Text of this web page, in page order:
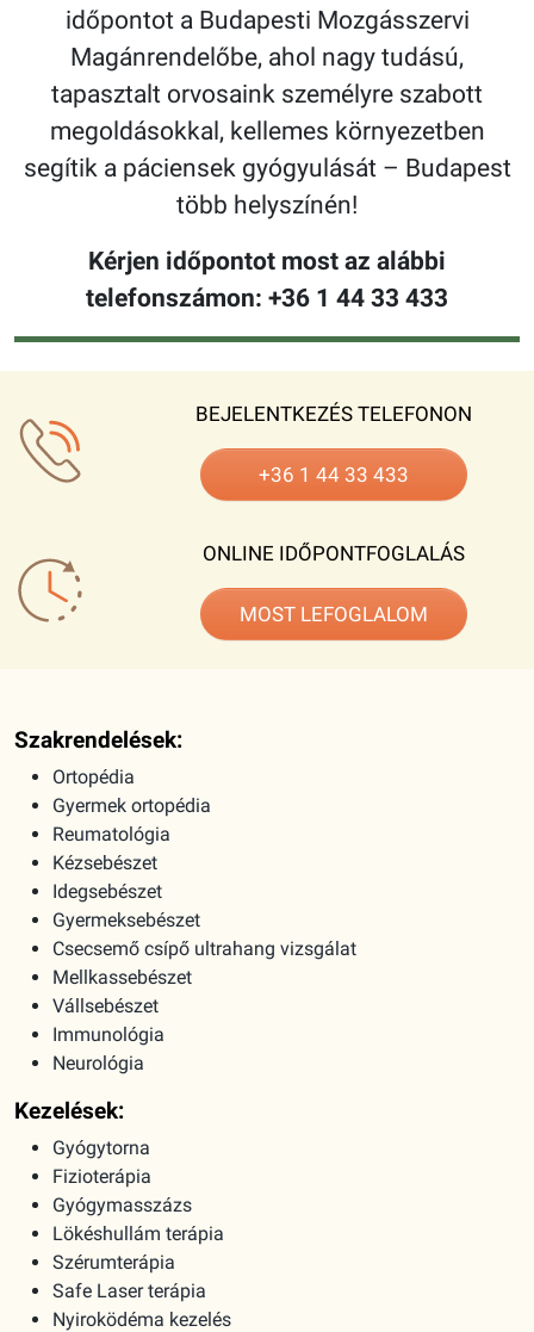
időpontot a Budapesti Mozgásszervi
Magánrendelőbe, ahol nagy tudású,
tapasztalt orvosaink személyre szabott
megoldásokkal, kellemes környezetben
segítik a páciensek gyógyulását – Budapest
több helyszínén!
Kérjen időpontot most az alábbi
telefonszámon: +36 1 44 33 433
BEJELENTKEZÉS TELEFONON
+36 1 44 33 433
ONLINE IDŐPONTFOGLALÁS
MOST LEFOGLALOM
Szakrendelések:
Ortopédia
Gyermek ortopédia
Reumatológia
Kézsebészet
Idegsebészet
Gyermeksebészet
Csecsemő csípő ultrahang vizsgálat
Mellkassebészet
Vállsebészet
Immunológia
Neurológia
Kezelések:
Gyógytorna
Fizioterápia
Gyógymasszázs
Lökéshullám terápia
Szérumterápia
Safe Laser terápia
Nyiroködéma kezelés